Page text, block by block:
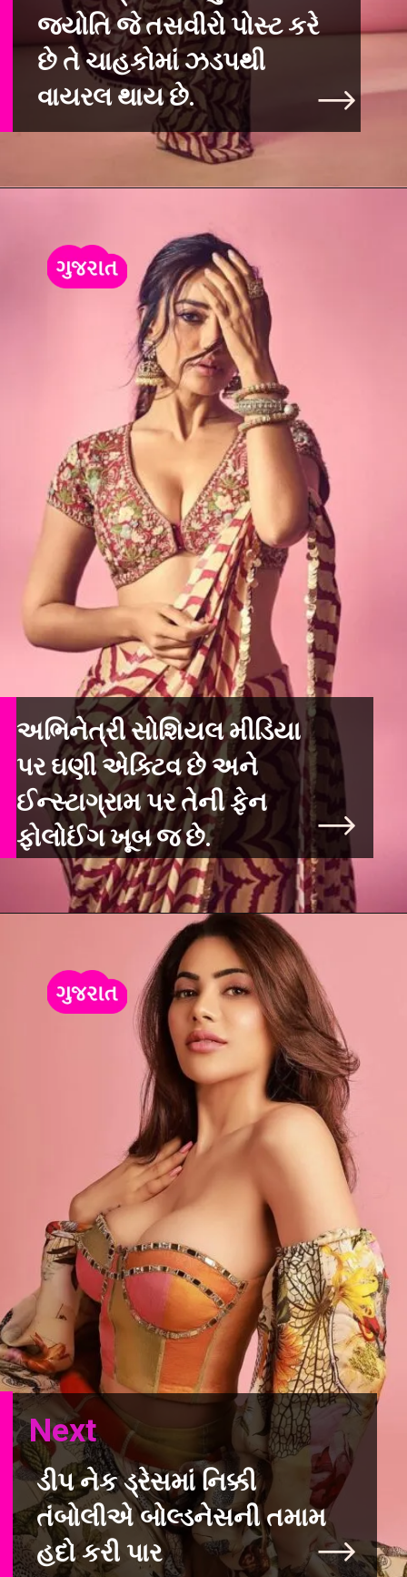
જ્યોતિ જે તસવીરો પોસ્ટ કરે
છે તે ચાહકોમાં ઝડપથી
વાયરલ થાય છે.
અભિનેત્રી સોશિયલ મીડિયા
પર ઘણી એક્ટિવ છે અને
ઈન્સ્ટાગ્રામ પર તેની ફેન
ફોલોઈંગ ખૂબ જ છે.
ડીપ નેક ડ્રેસમાં નિક્કી
તંબોલીએ બોલ્ડનેસની તમામ
હદો કરી પાર
Next